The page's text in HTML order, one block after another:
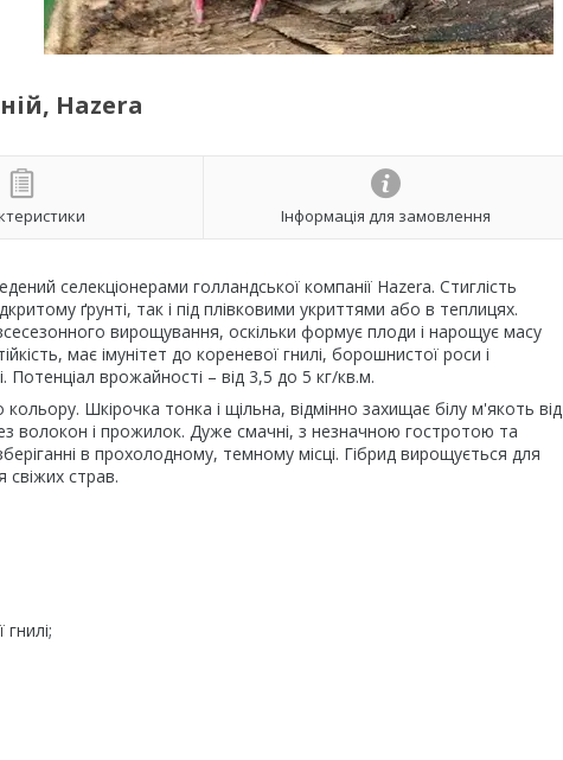
Hazera
Інформація для замовлення
селекціонерами голландської компанії Hazera. Стиглість
ґрунті, так і під плівковими укриттями або в теплицях.
вирощування, оскільки формує плоди і нарощує масу
має імунітет до кореневої гнилі, борошнистої роси і
Потенціал врожайності – від 3,5 до 5 кг/кв.м.
Шкірочка тонка і щільна, відмінно захищає білу м'якоть від
волокон і прожилок. Дуже смачні, з незначною гостротою та
в прохолодному, темному місці. Гібрид вирощується для
свіжих страв.